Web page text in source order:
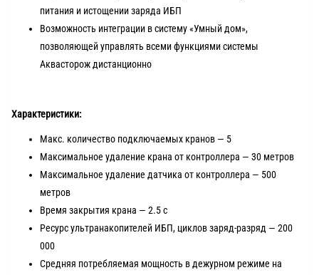
питания и истощении заряда ИБП
Возможность интеграции в систему «Умный дом»,
позволяющей управлять всеми функциями системы
Аквасторож дистанционно
Характеристики:
Макс. количество подключаемых кранов — 5
Максимальное удаление крана от контроллера — 30 метров
Максимальное удаление датчика от контроллера — 500
метров
Время закрытия крана — 2.5 с
Ресурс ультранакопителей ИБП, циклов заряд-разряд — 200
000
Средняя потребляемая мощность в дежурном режиме на